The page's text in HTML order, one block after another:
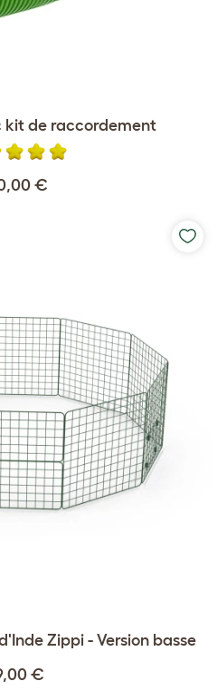
kit de raccordement
€
Zippi - Version basse
€